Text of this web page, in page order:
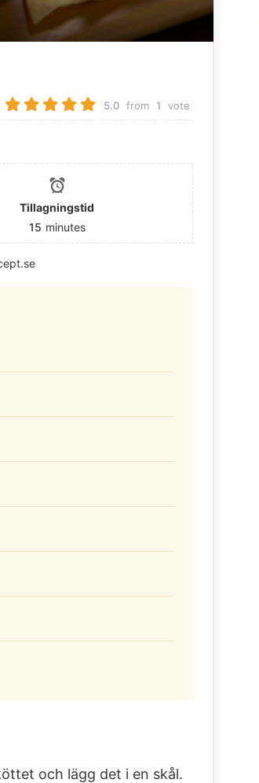
5.0 from 1 vote
Tillagningstid
15 minutes
och lägg det i en skål.